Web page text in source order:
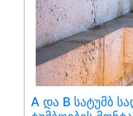
A და B სატუმბ